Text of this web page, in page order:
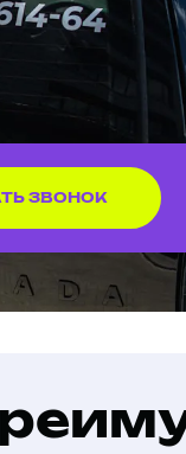
ЗВОНОК